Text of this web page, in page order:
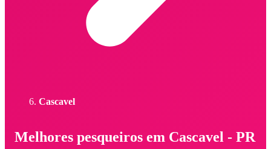
Cascavel
Melhores pesqueiros em Cascavel - PR